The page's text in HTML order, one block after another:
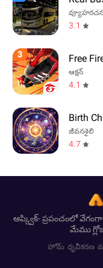
వ్యూహరచన
3.1
3 Free
ఆక్షన్
4.1
Birth
జీవనశైలి
4.7
ఆప్క్విక్- ప్రపంచంలో
మేము
హోమ్ ధృవీకరణ